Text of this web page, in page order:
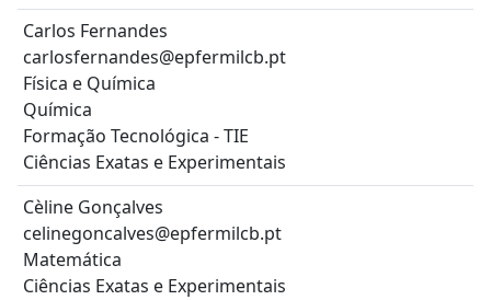
Carlos Fernandes
carlosfernandes@epfermilcb.pt
Física e Química
Química
Formação Tecnológica - TIE
Ciências Exatas e Experimentais
Cèline Gonçalves
celinegoncalves@epfermilcb.pt
Matemática
Ciências Exatas e Experimentais